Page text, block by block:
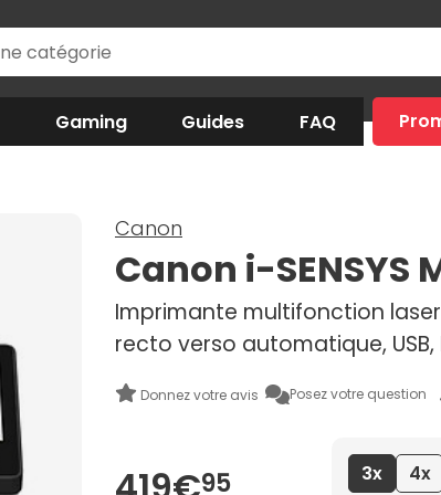
Gaming Guides FAQ
Canon
Canon i-SENSYS
Imprimante multifonction
recto verso automatique, USB,
Donnez votre avis Posez votre question
95 3x 4x